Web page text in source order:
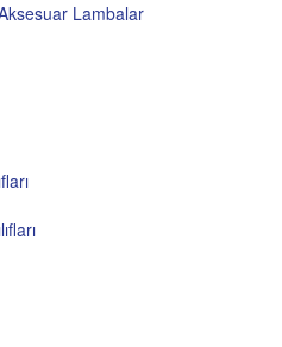
Lambalar